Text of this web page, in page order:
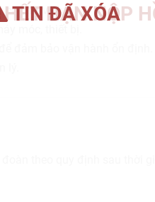
HẠN NỘP
TIN ĐÃ XÓA
ca làm việc.